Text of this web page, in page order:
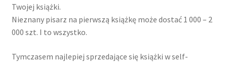
Twojej książki.
Nieznany pisarz na pierwszą książkę może dostać 1 000 – 2
000 szt. I to wszystko.
Tymczasem najlepiej sprzedające się książki w self-